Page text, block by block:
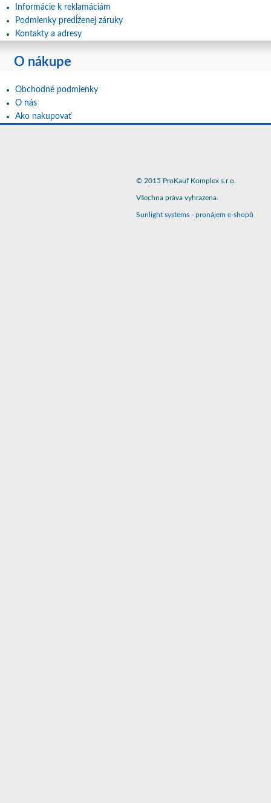
Informácie k reklamáciám
Podmienky predĺženej záruky
Kontakty a adresy
O nákupe
Obchodné podmienky
O nás
Ako nakupovať
© 2015 ProKauf Komplex s.r.o.
Všechna práva vyhrazena.
Sunlight systems - pronájem e-shopů